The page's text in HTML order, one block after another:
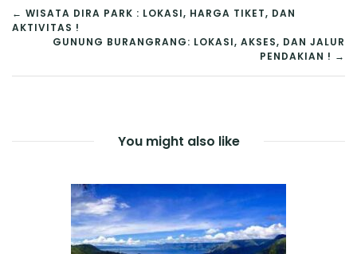
NAVIGASI
POS
← WISATA DIRA PARK : LOKASI, HARGA TIKET, DAN
AKTIVITAS !
GUNUNG BURANGRANG: LOKASI, AKSES, DAN JALUR
PENDAKIAN ! →
You might also like